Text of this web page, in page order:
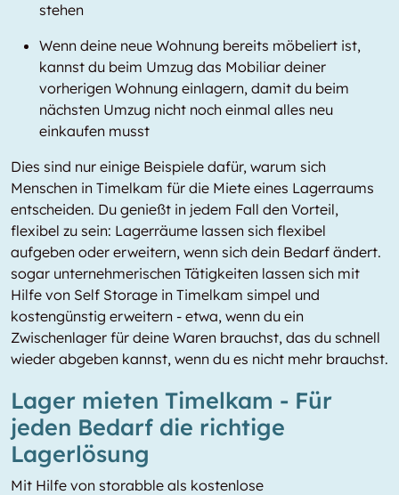
stehen
Wenn deine neue Wohnung bereits möbeliert ist,
kannst du beim Umzug das Mobiliar deiner
vorherigen Wohnung einlagern, damit du beim
nächsten Umzug nicht noch einmal alles neu
einkaufen musst
Dies sind nur einige Beispiele dafür, warum sich
Menschen in Timelkam für die Miete eines Lagerraums
entscheiden. Du genießt in jedem Fall den Vorteil,
flexibel zu sein: Lagerräume lassen sich flexibel
aufgeben oder erweitern, wenn sich dein Bedarf ändert.
sogar unternehmerischen Tätigkeiten lassen sich mit
Hilfe von Self Storage in Timelkam simpel und
kostengünstig erweitern - etwa, wenn du ein
Zwischenlager für deine Waren brauchst, das du schnell
wieder abgeben kannst, wenn du es nicht mehr brauchst.
Lager mieten Timelkam - Für
jeden Bedarf die richtige
Lagerlösung
Mit Hilfe von storabble als kostenlose